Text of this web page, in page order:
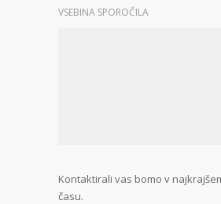
VSEBINA SPOROČILA
Kontaktirali vas bomo v
času.